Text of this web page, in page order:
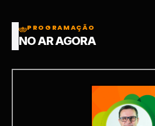
PROGRAMAÇÃO
NO AR AGORA